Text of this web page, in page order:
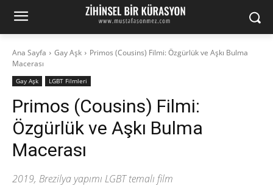
Ana Sayfa Gay Aşk
Primos (Cousins) Filmi: Özgürlük ve Aşkı Bulma
Macerası
Gay Aşk LGBT Filmleri
Primos (Cousins) Filmi:
Özgürlük ve Aşkı Bulma
Macerası
2019, Brezilya yapımı LGBT temalı film